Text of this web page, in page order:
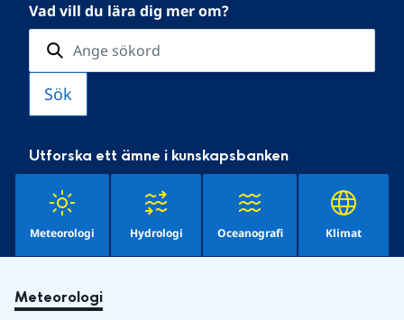
Vad vill du lära dig mer om?
Utforska ett ämne i kunskapsbanken
Meteorologi Hydrologi Oceanografi Klimat
Meteorologi